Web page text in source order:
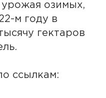
озимых,
м году в
гектаров
ссылкам: